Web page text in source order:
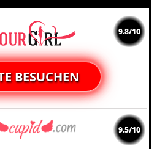
9.8/10
BESUCHEN
9.5/10